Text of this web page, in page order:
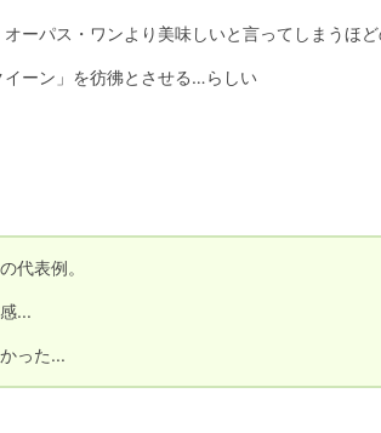
ーパス・ワンより美味しいと言ってしまうほ
ーン」を彷彿とさせる…らしい
代表例。
...
った...